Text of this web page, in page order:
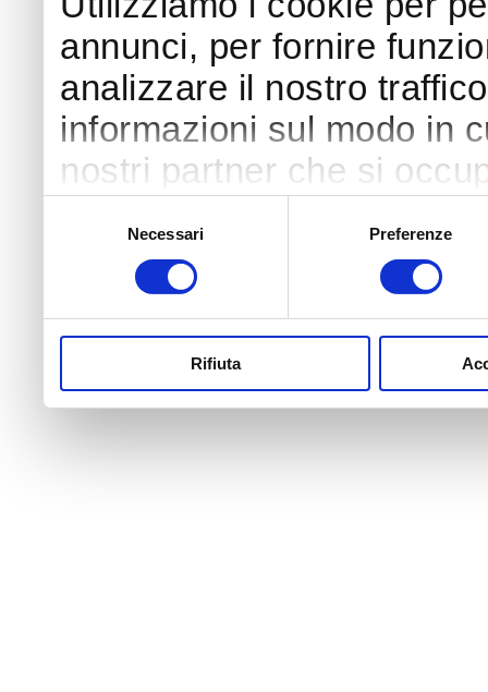
annunci, per fornire
analizzare il nostro
informazioni sul modo in
nostri partner che si
con altre informazioni
raccolto dal suo utilizzo
Necessari Preferenze
Rifiuta